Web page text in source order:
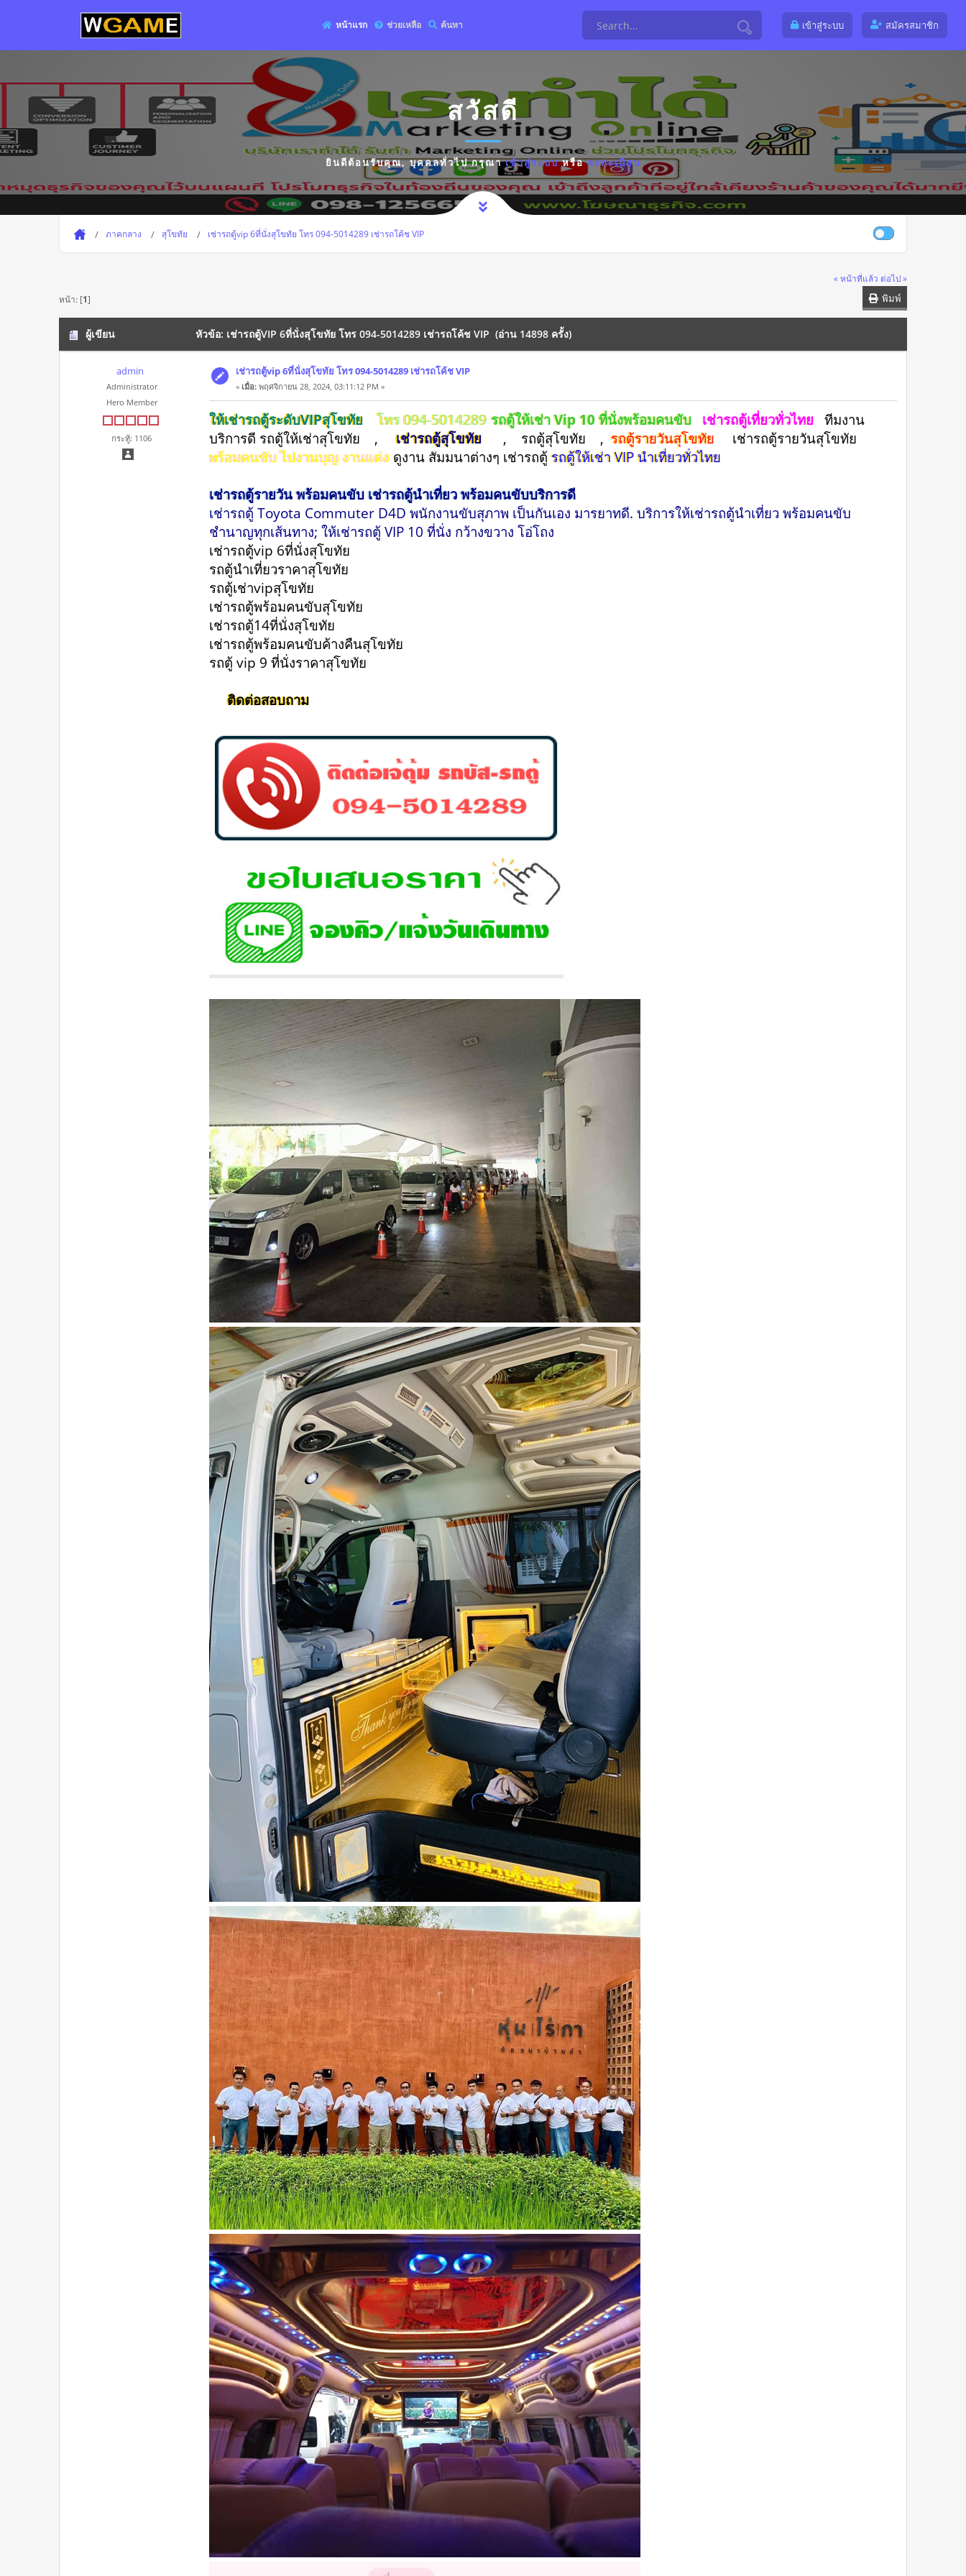
หน้าแรก ช่วยเหลือ ค้นหา เข้าสู่ระบบ สมัครสมาชิก
สวัสดี
ยินดีต้อนรับคุณ,บุคคลทั่วไปกรุณาเข้าสู่ระบบหรือลงทะเบียน
ภาคกลาง สุโขทัย เช่ารถตู้vip 6ที่นั่งสุโขทัย โทร 094-5014289 เช่ารถโค้ช VIP
« หน้าที่แล้ว ต่อไป »
พิมพ์
หน้า: [1]
ผู้เขียน หัวข้อ: เช่ารถตู้VIP 6ที่นั่งสุโขทัย โทร 094-5014289 เช่ารถโค้ช VIP (อ่าน 14898 ครั้ง)
admin
Administrator
Hero Member
กระทู้: 1106
เช่ารถตู้vip 6ที่นั่งสุโขทัย โทร 094-5014289 เช่ารถโค้ช VIP
« เมื่อ:พฤศจิกายน 28, 2024, 03:11:12 PM »
ให้เช่ารถตู้ระดับVIPสุโขทัยโทร 094-5014289 รถตู้ให้เช่า Vip 10 ที่นั่งพร้อมคนขับ เช่ารถตู้เที่ยวทั่วไทย
ทีมงาน
บริการดี รถตู้ให้เช่าสุโขทัย ,
เช่ารถตู้สุโขทัย , รถตู้สุโขทัย ,รถตู้รายวันสุโขทัย
เช่ารถตู้รายวันสุโขทัย
พร้อมคนขับ ไปงานบุญ งานแต่ง ดูงาน สัมมนาต่างๆ เช่ารถตู้รถตู้ให้เช่า VIP นำเที่ยวทั่วไทย
เช่ารถตู้รายวัน พร้อมคนขับ เช่ารถตู้นำเที่ยว พร้อมคนขับบริการดี
เช่ารถตู้ Toyota Commuter D4D พนักงานขับสุภาพ เป็นกันเอง มารยาทดี. บริการให้เช่ารถตู้นำเที่ยว พร้อมคนขับ
ชำนาญทุกเส้นทาง; ให้เช่ารถตู้ VIP 10 ที่นั่ง กว้างขวาง โอ่โถง
เช่ารถตู้vip 6ที่นั่งสุโขทัย
รถตู้นําเที่ยวราคาสุโขทัย
รถตู้เช่าvipสุโขทัย
เช่ารถตู้พร้อมคนขับสุโขทัย
เช่ารถตู้14ที่นั่งสุโขทัย
เช่ารถตู้พร้อมคนขับค้างคืนสุโขทัย
รถตู้ vip 9 ที่นั่งราคาสุโขทัย
ติดต่อสอบถาม